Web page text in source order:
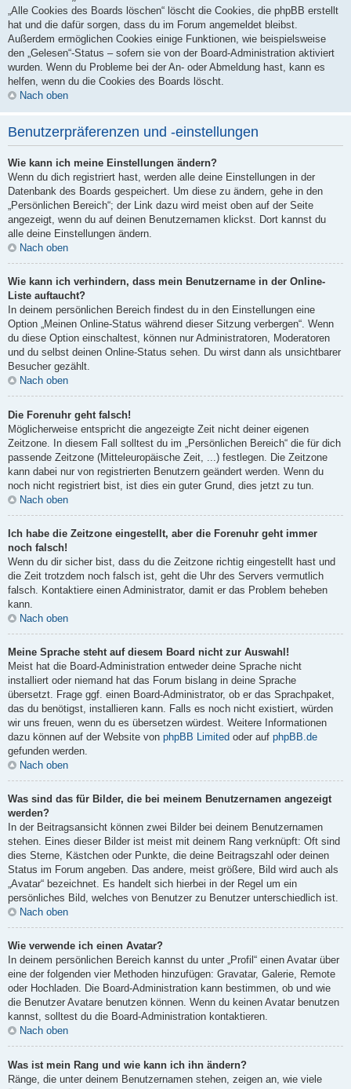
„Alle Cookies des Boards löschen“ löscht die Cookies, die phpBB erstellt
hat und die dafür sorgen, dass du im Forum angemeldet bleibst.
Außerdem ermöglichen Cookies einige Funktionen, wie beispielsweise
den „Gelesen“-Status – sofern sie von der Board-Administration aktiviert
wurden. Wenn du Probleme bei der An- oder Abmeldung hast, kann es
helfen, wenn du die Cookies des Boards löscht.
Nach oben
Benutzerpräferenzen und -einstellungen
Wie kann ich meine Einstellungen ändern?
Wenn du dich registriert hast, werden alle deine Einstellungen in der
Datenbank des Boards gespeichert. Um diese zu ändern, gehe in den
„Persönlichen Bereich“; der Link dazu wird meist oben auf der Seite
angezeigt, wenn du auf deinen Benutzernamen klickst. Dort kannst du
alle deine Einstellungen ändern.
Nach oben
Wie kann ich verhindern, dass mein Benutzername in der Online-
Liste auftaucht?
In deinem persönlichen Bereich findest du in den Einstellungen eine
Option „Meinen Online-Status während dieser Sitzung verbergen“. Wenn
du diese Option einschaltest, können nur Administratoren, Moderatoren
und du selbst deinen Online-Status sehen. Du wirst dann als unsichtbarer
Besucher gezählt.
Nach oben
Die Forenuhr geht falsch!
Möglicherweise entspricht die angezeigte Zeit nicht deiner eigenen
Zeitzone. In diesem Fall solltest du im „Persönlichen Bereich“ die für dich
passende Zeitzone (Mitteleuropäische Zeit, ...) festlegen. Die Zeitzone
kann dabei nur von registrierten Benutzern geändert werden. Wenn du
noch nicht registriert bist, ist dies ein guter Grund, dies jetzt zu tun.
Nach oben
Ich habe die Zeitzone eingestellt, aber die Forenuhr geht immer
noch falsch!
Wenn du dir sicher bist, dass du die Zeitzone richtig eingestellt hast und
die Zeit trotzdem noch falsch ist, geht die Uhr des Servers vermutlich
falsch. Kontaktiere einen Administrator, damit er das Problem beheben
kann.
Nach oben
Meine Sprache steht auf diesem Board nicht zur Auswahl!
Meist hat die Board-Administration entweder deine Sprache nicht
installiert oder niemand hat das Forum bislang in deine Sprache
übersetzt. Frage ggf. einen Board-Administrator, ob er das Sprachpaket,
das du benötigst, installieren kann. Falls es noch nicht existiert, würden
wir uns freuen, wenn du es übersetzen würdest. Weitere Informationen
dazu können auf der Website von phpBB Limited oder auf phpBB.de
gefunden werden.
Nach oben
Was sind das für Bilder, die bei meinem Benutzernamen angezeigt
werden?
In der Beitragsansicht können zwei Bilder bei deinem Benutzernamen
stehen. Eines dieser Bilder ist meist mit deinem Rang verknüpft: Oft sind
dies Sterne, Kästchen oder Punkte, die deine Beitragszahl oder deinen
Status im Forum angeben. Das andere, meist größere, Bild wird auch als
„Avatar“ bezeichnet. Es handelt sich hierbei in der Regel um ein
persönliches Bild, welches von Benutzer zu Benutzer unterschiedlich ist.
Nach oben
Wie verwende ich einen Avatar?
In deinem persönlichen Bereich kannst du unter „Profil“ einen Avatar über
eine der folgenden vier Methoden hinzufügen: Gravatar, Galerie, Remote
oder Hochladen. Die Board-Administration kann bestimmen, ob und wie
die Benutzer Avatare benutzen können. Wenn du keinen Avatar benutzen
kannst, solltest du die Board-Administration kontaktieren.
Nach oben
Was ist mein Rang und wie kann ich ihn ändern?
Ränge, die unter deinem Benutzernamen stehen, zeigen an, wie viele